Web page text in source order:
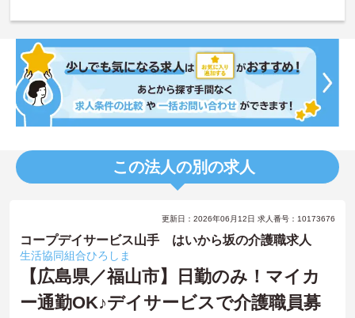
この法人の別の求人
更新日：2026年06月12日 求人番号：10173676
コープデイサービス山手 はいから坂の介護職求人
生活協同組合ひろしま
【広島県／福山市】日勤のみ！マイカ
ー通勤OK♪デイサービスで介護職員募